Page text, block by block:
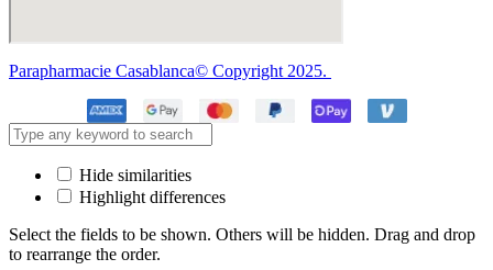
Parapharmacie Casablanca© Copyright 2025.
Hide similarities
Highlight differences
Select the fields to be shown. Others will be hidden. Drag and drop
to rearrange the order.